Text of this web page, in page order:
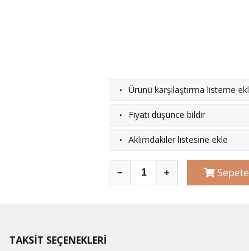
· Ürünü karşılaştırma listeme
· Fiyatı düşünce bildir
· Aklımdakiler listesine ekle
TAKSİT SEÇENEKLERİ